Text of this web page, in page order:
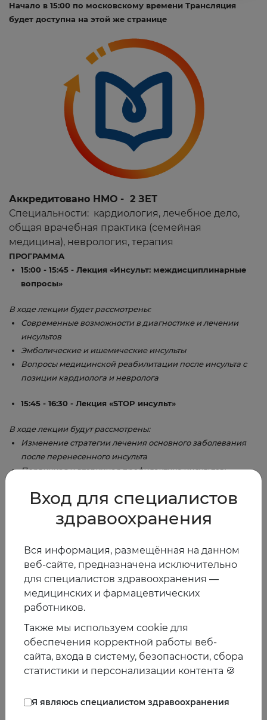
Начало в 15:00 по московскому времени Трансляция
будет доступна на этой же странице
Аккредитовано НМО - 2 ЗЕТ
Специальности: кардиология, лечебное дело,
общая врачебная практика (семейная
медицина), неврология, терапия
ПРОГРАММА
15:00 - 15:45 - Лекция «Инсульт: междисциплинарные
вопросы»​
В ходе лекции будет рассмотрены:
Современные возможности в диагностике и лечении
инсультов
Эмболические и ишемические инсульты
Вопросы медицинской реабилитации после инсульта с
позиции кардиолога и невролога
15:45 - 16:30 - Лекция «STOP инсульт»​
В ходе лекции будут рассмотрены:
Изменение стратегии лечения основного заболевания
после перенесенного инсульта
Первичная и вторичная профилактика инсультов:
исследований
16:30 - 17:00 - Доклад спонсора Виатрис на тему
профилактики когнитивных расстройств после
перенесённого инсульта» (не аккредитован НМО)
17:00 - 17:15 - Дискуссия, сессия «Вопрос-ответ»
СПИКЕРЫ
медицинских наук, FEFIM, FESC, Вице-президент
Евразийской Ассоциации Терапевтов, почетный профессор
Национального Медицинского университета Казахстана
Широков Евгений Алексеевич,профессор, доктор
Вход для специалистов
здравоохранения
Вся информация, размещённая на данном
веб-сайте, предназначена исключительно
для специалистов здравоохранения —
медицинских и фармацевтических
работников.
Также мы используем cookie для
обеспечения корректной работы веб-
сайта, входа в систему, безопасности, сбора
статистики и персонализации контента 🍪
Я являюсь специалистом здравоохранения